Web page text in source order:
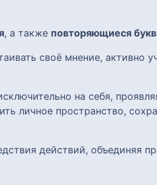
, а также повторяющиеся
своё мнение, активно
на себя,
личное пространство,
действий, объединяя